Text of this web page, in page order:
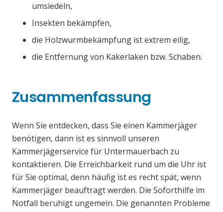
umsiedeln,
Insekten bekämpfen,
die Holzwurmbekämpfung ist extrem eilig,
die Entfernung von Kakerlaken bzw. Schaben.
Zusammenfassung
Wenn Sie entdecken, dass Sie einen Kammerjäger
benötigen, dann ist es sinnvoll unseren
Kammerjägerservice für Untermauerbach zu
kontaktieren. Die Erreichbarkeit rund um die Uhr ist
für Sie optimal, denn häufig ist es recht spät, wenn
Kammerjäger beauftragt werden. Die Soforthilfe im
Notfall beruhigt ungemein. Die genannten Probleme